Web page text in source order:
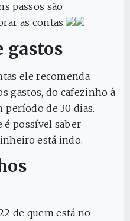
passos são
as contas:
gastos
ele recomenda
gastos, do cafezinho à
período de 30 dias.
é possível saber
está indo.
de quem está no